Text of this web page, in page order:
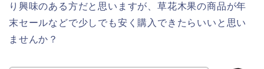
り興味のある方だと思いますが、草花木果の商品が年
末セールなどで少しでも安く購入できたらいいと思い
ませんか？